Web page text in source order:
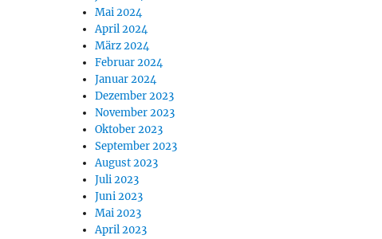
Mai 2024
April 2024
März 2024
Februar 2024
Januar 2024
Dezember 2023
November 2023
Oktober 2023
September 2023
August 2023
Juli 2023
Juni 2023
Mai 2023
April 2023